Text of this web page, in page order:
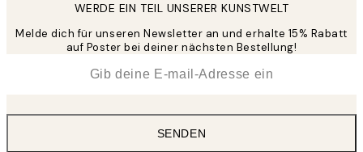
WERDE EIN TEIL UNSERER KUNSTWELT
Melde dich für unseren Newsletter an und erhalte 15% Rabatt
auf Poster bei deiner nächsten Bestellung!
SENDEN